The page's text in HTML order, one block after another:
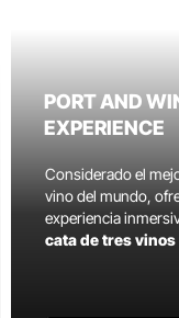
PORT AND
EXPERIENCE
Considerado el
vino del mundo,
experiencia
cata de tres